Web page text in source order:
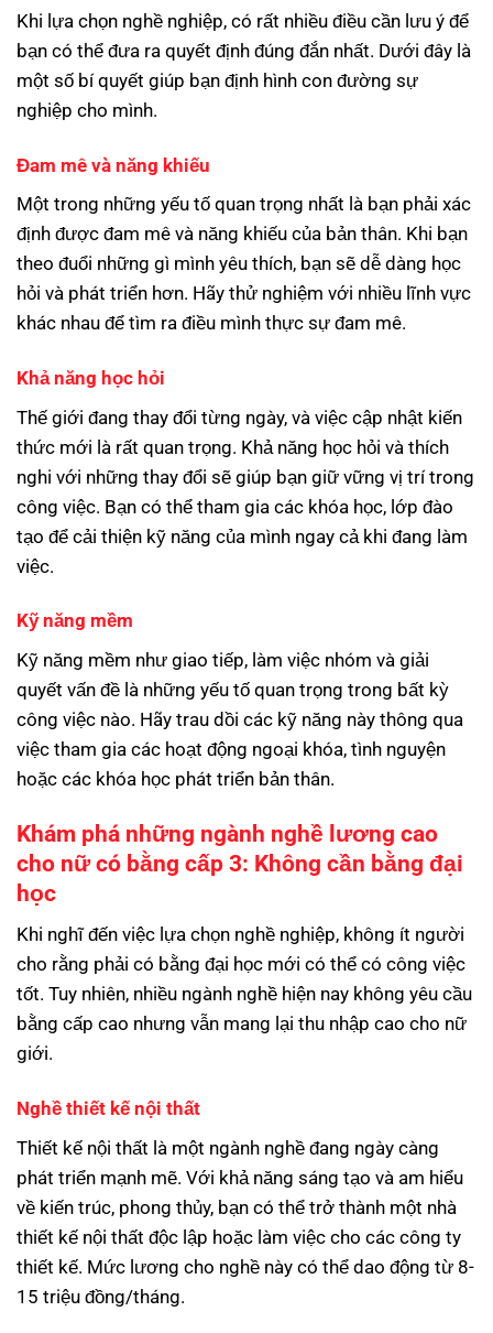
Khi lựa chọn nghề nghiệp, có rất nhiều điều cần lưu ý để
bạn có thể đưa ra quyết định đúng đắn nhất. Dưới đây là
một số bí quyết giúp bạn định hình con đường sự
nghiệp cho mình.
Đam mê và năng khiếu
Một trong những yếu tố quan trọng nhất là bạn phải xác
định được đam mê và năng khiếu của bản thân. Khi bạn
theo đuổi những gì mình yêu thích, bạn sẽ dễ dàng học
hỏi và phát triển hơn. Hãy thử nghiệm với nhiều lĩnh vực
khác nhau để tìm ra điều mình thực sự đam mê.
Khả năng học hỏi
Thế giới đang thay đổi từng ngày, và việc cập nhật kiến
thức mới là rất quan trọng. Khả năng học hỏi và thích
nghi với những thay đổi sẽ giúp bạn giữ vững vị trí trong
công việc. Bạn có thể tham gia các khóa học, lớp đào
tạo để cải thiện kỹ năng của mình ngay cả khi đang làm
việc.
Kỹ năng mềm
Kỹ năng mềm như giao tiếp, làm việc nhóm và giải
quyết vấn đề là những yếu tố quan trọng trong bất kỳ
công việc nào. Hãy trau dồi các kỹ năng này thông qua
việc tham gia các hoạt động ngoại khóa, tình nguyện
hoặc các khóa học phát triển bản thân.
Khám phá những ngành nghề lương cao
cho nữ có bằng cấp 3: Không cần bằng đại
học
Khi nghĩ đến việc lựa chọn nghề nghiệp, không ít người
cho rằng phải có bằng đại học mới có thể có công việc
tốt. Tuy nhiên, nhiều ngành nghề hiện nay không yêu cầu
bằng cấp cao nhưng vẫn mang lại thu nhập cao cho nữ
giới.
Nghề thiết kế nội thất
Thiết kế nội thất là một ngành nghề đang ngày càng
phát triển mạnh mẽ. Với khả năng sáng tạo và am hiểu
về kiến trúc, phong thủy, bạn có thể trở thành một nhà
thiết kế nội thất độc lập hoặc làm việc cho các công ty
thiết kế. Mức lương cho nghề này có thể dao động từ 8-
15 triệu đồng/tháng.